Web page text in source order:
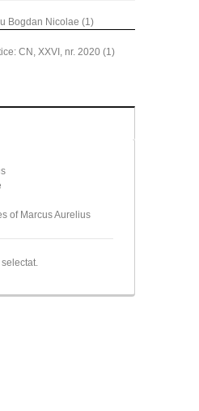
Bogdan Nicolae (1)
CN, XXVI, nr. 2020 (1)
of Marcus Aurelius